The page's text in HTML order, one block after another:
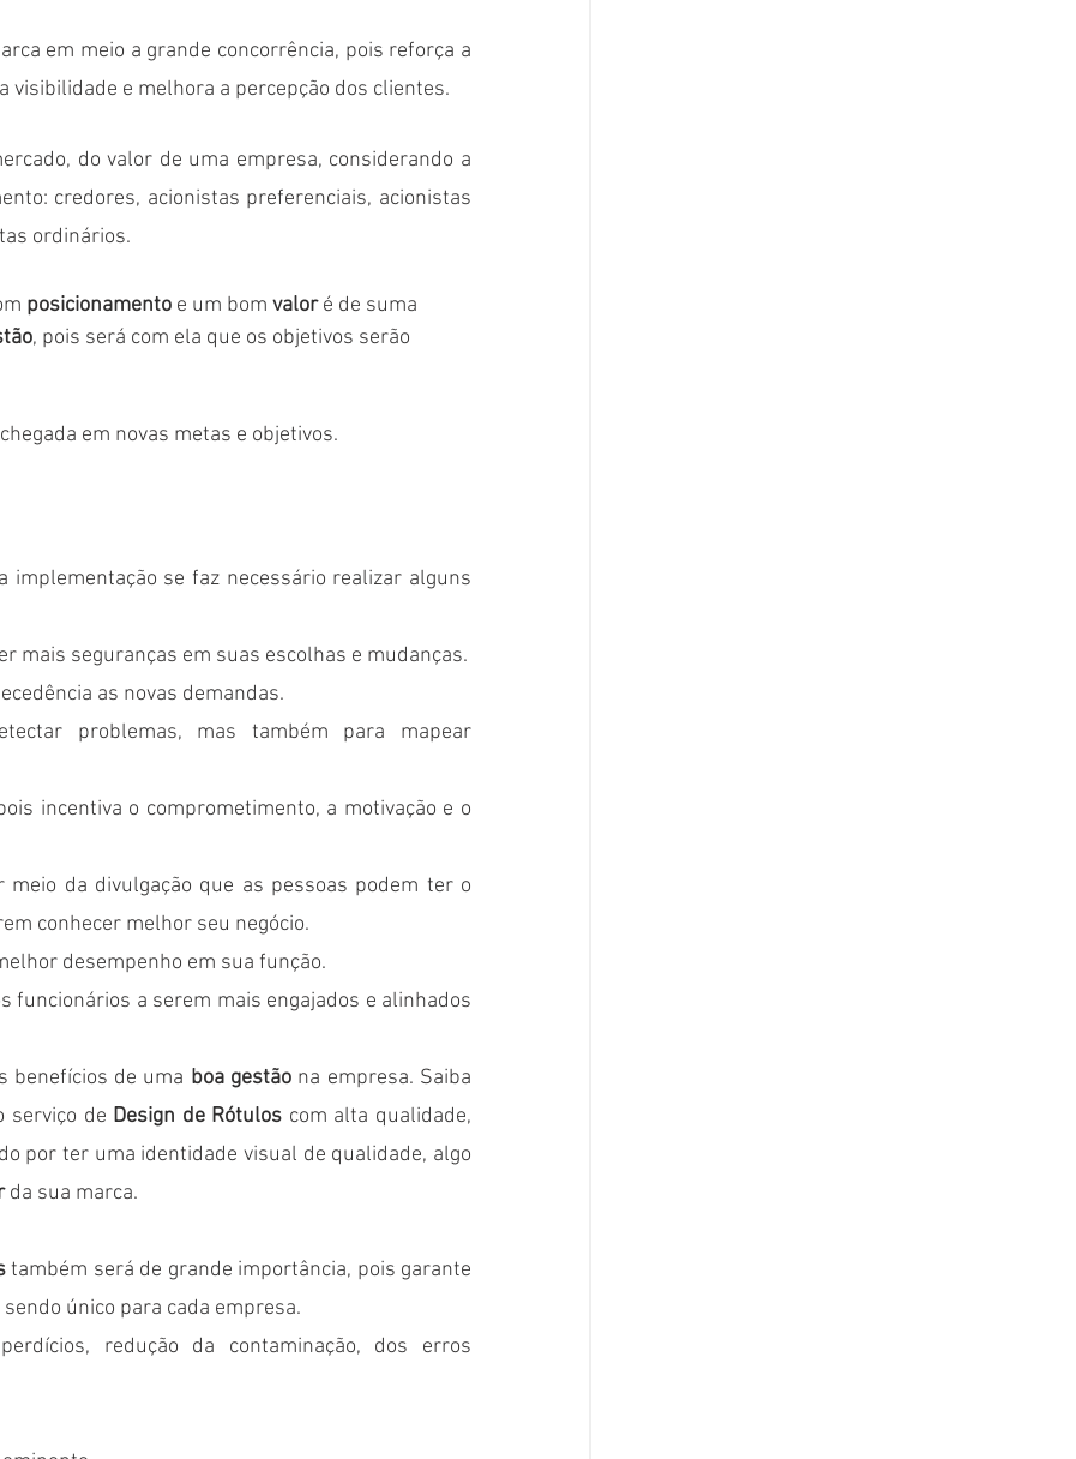
em meio a grande concorrência, pois reforça a
e melhora a percepção dos clientes.
do valor de uma empresa, considerando a
credores, acionistas preferenciais, acionistas
ordinários.
posicionamento e um bom valor é de suma
, pois será com ela que os objetivos serão
em novas metas e objetivos.
se faz necessário realizar alguns
mais seguranças em suas escolhas e mudanças.
as novas demandas.
problemas, mas também para mapear
incentiva o comprometimento, a motivação e o
da divulgação que as pessoas podem ter o
conhecer melhor seu negócio.
desempenho em sua função.
funcionários a serem mais engajados e alinhados
benefícios de uma boa gestão na empresa. Saiba
serviço de Design de Rótulos com alta qualidade,
por ter uma identidade visual de qualidade, algo
da sua marca.
também será de grande importância, pois garante
único para cada empresa.
redução da contaminação, dos erros